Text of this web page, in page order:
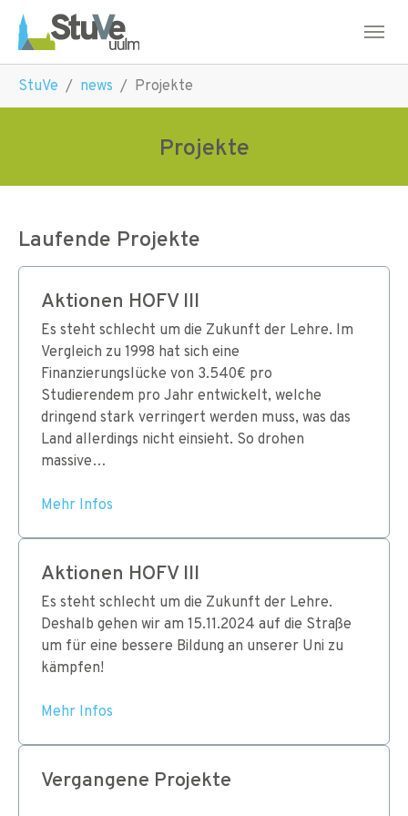
Skip to main navigation
Skip to main content
Skip to page footer
StuVe news Projekte
Projekte
Laufende Projekte
Aktionen HOFV III
Es steht schlecht um die Zukunft der Lehre. Im
Vergleich zu 1998 hat sich eine
Finanzierungslücke von 3.540€ pro
Studierendem pro Jahr entwickelt, welche
dringend stark verringert werden muss, was das
Land allerdings nicht einsieht. So drohen
massive…
Mehr Infos
Aktionen HOFV III
Es steht schlecht um die Zukunft der Lehre.
Deshalb gehen wir am 15.11.2024 auf die Straße
um für eine bessere Bildung an unserer Uni zu
kämpfen!
Mehr Infos
Vergangene Projekte